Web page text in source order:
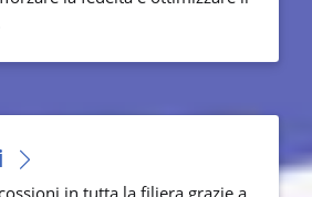
in tutta la filiera grazie a